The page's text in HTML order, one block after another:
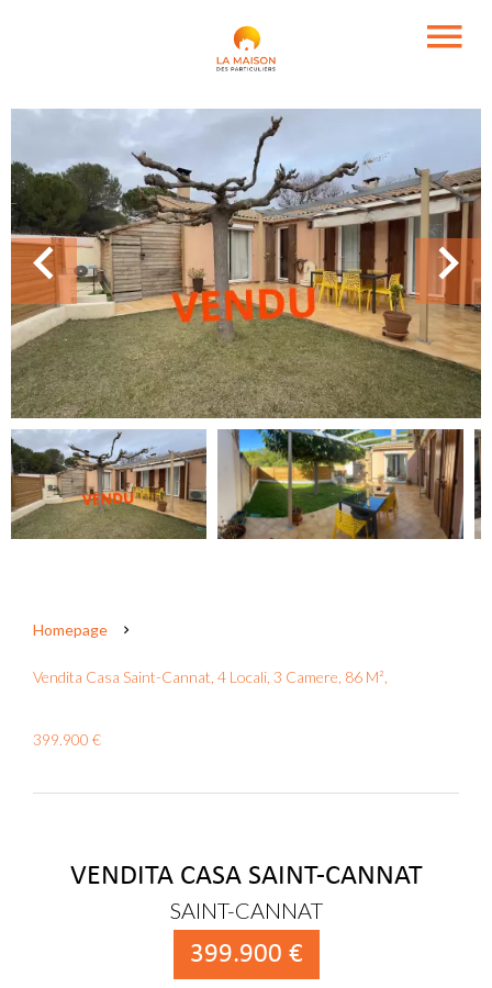
Homepage
Vendita Casa Saint-Cannat, 4 Locali, 3 Camere, 86 M²,
399.900 €
VENDITA CASA SAINT-CANNAT
SAINT-CANNAT
399.900 €